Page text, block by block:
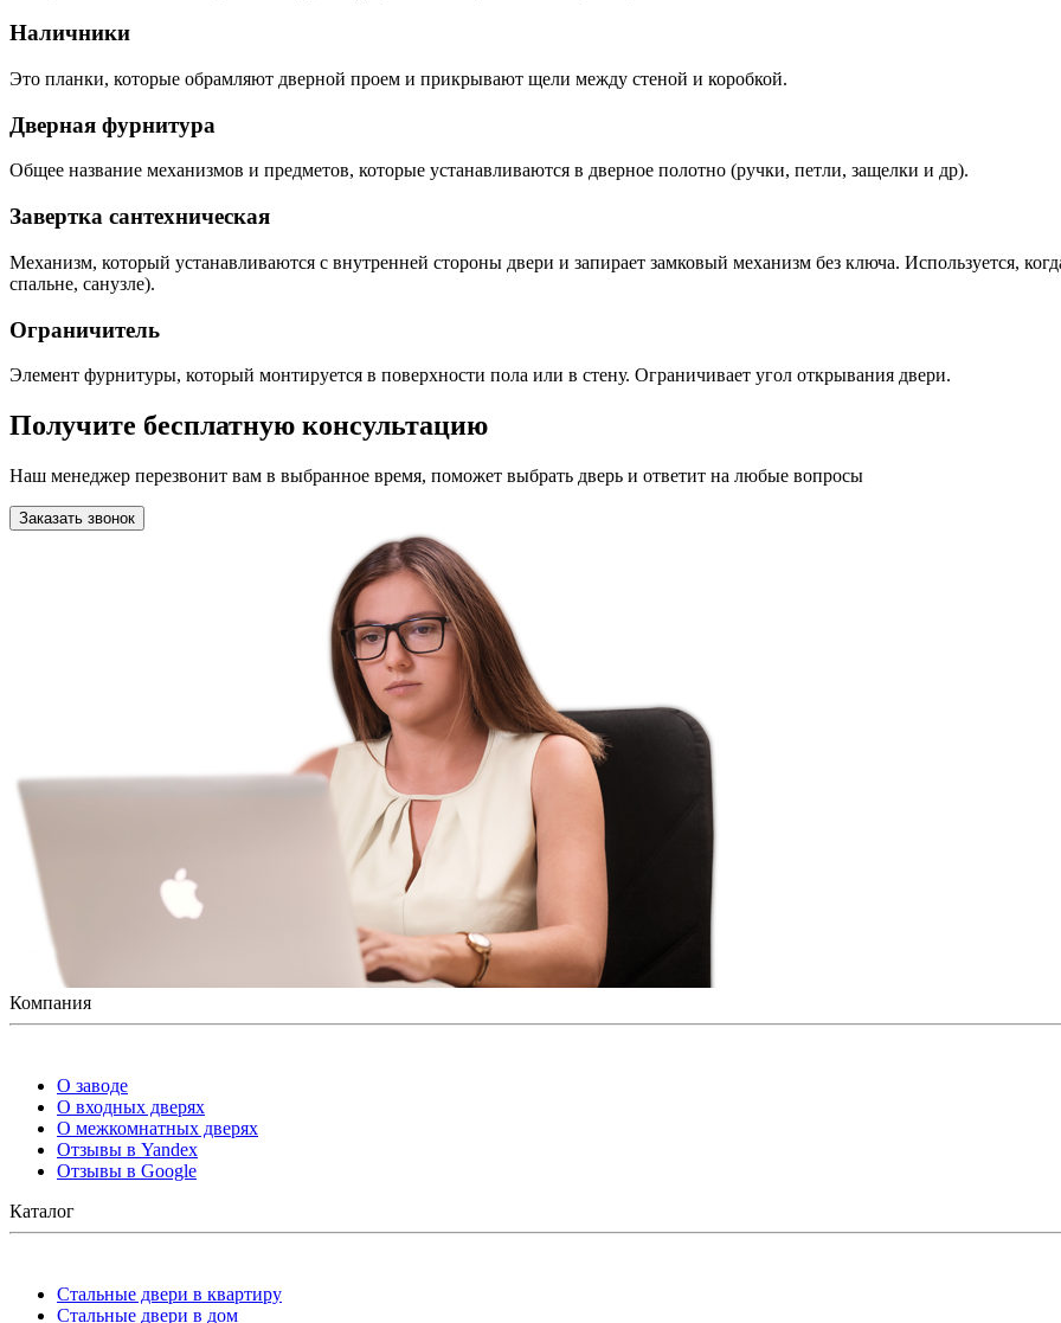
Наличники
Это планки, которые обрамляют дверной проем и прикрывают щели между стеной и коробкой.
Дверная фурнитура
Общее название механизмов и предметов, которые устанавливаются в дверное полотно (ручки, петли, защелки и др).
Завертка сантехническая
Механизм, который устанавливаются с внутренней стороны двери и запирает замковый механизм без ключа. Используется,
спальне, санузле).
Ограничитель
Элемент фурнитуры, который монтируется в поверхности пола или в стену. Ограничивает угол открывания двери.
Получите бесплатную консультацию
Наш менеджер перезвонит вам в выбранное время, поможет выбрать дверь и ответит на любые вопросы
Заказать звонок
Компания
О заводе
О входных дверях
О межкомнатных дверях
Отзывы в Yandex
Отзывы в Google
Каталог
Стальные двери в квартиру
Стальные двери в дом